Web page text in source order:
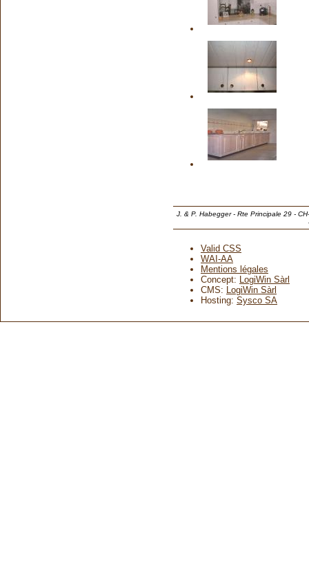
J. & P. Habegger - Rte Principale 29 -
Valid CSS
WAI-AA
Mentions légales
Concept: LogiWin Sàrl
CMS: LogiWin Sàrl
Hosting: Sysco SA